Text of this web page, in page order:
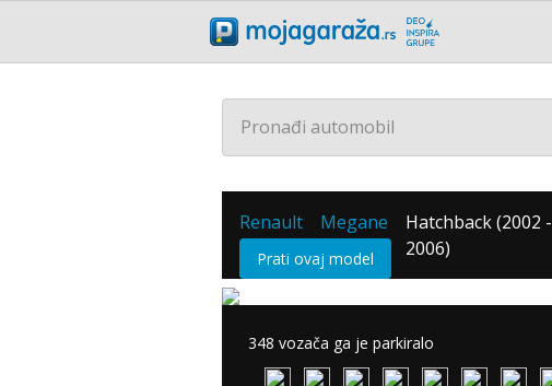
Pronađi automobil
Renault
Megane
Hatchback (2002 -
2006)
Prati ovaj model
348 vozača ga je parkiralo